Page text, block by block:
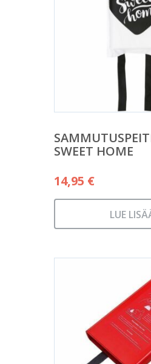
SWEET HOME
14,95 €
LUE